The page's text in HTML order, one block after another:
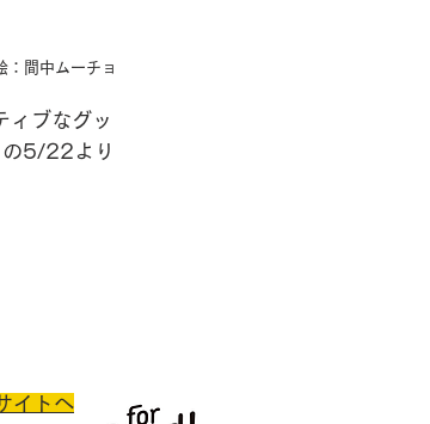
：間中ムーチョ
ィブなグッ
の5/22より
イトへ